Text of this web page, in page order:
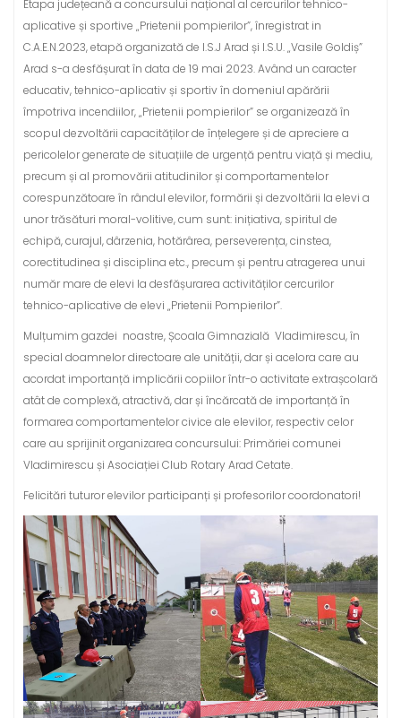
Etapa județeană a concursului național al cercurilor tehnico-
aplicative și sportive „Prietenii pompierilor”, înregistrat in
C.A.E.N.2023, etapă organizată de I.S.J Arad și I.S.U. „Vasile Goldiș”
Arad s-a desfășurat în data de 19 mai 2023. Având un caracter
educativ, tehnico-aplicativ și sportiv în domeniul apărării
împotriva incendiilor, „Prietenii pompierilor” se organizează în
scopul dezvoltării capacităților de înțelegere și de apreciere a
pericolelor generate de situațiile de urgență pentru viață și mediu,
precum și al promovării atitudinilor și comportamentelor
corespunzătoare în rândul elevilor, formării și dezvoltării la elevi a
unor trăsături moral-volitive, cum sunt: inițiativa, spiritul de
echipă, curajul, dârzenia, hotărârea, perseverența, cinstea,
corectitudinea și disciplina etc., precum și pentru atragerea unui
număr mare de elevi la desfășurarea activităților cercurilor
tehnico-aplicative de elevi „Prietenii Pompierilor”.
Mulțumim gazdei noastre, Școala Gimnazială Vladimirescu, în
special doamnelor directoare ale unității, dar și acelora care au
acordat importanță implicării copiilor într-o activitate extrașcolară
atât de complexă, atractivă, dar și încărcată de importanță în
formarea comportamentelor civice ale elevilor, respectiv celor
care au sprijinit organizarea concursului: Primăriei comunei
Vladimirescu și Asociației Club Rotary Arad Cetate.
Felicitări tuturor elevilor participanți și profesorilor coordonatori!